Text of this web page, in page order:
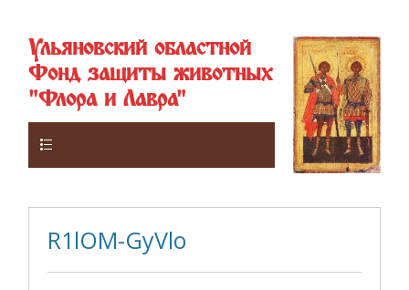
Ульяновский областной
Фонд защиты животных
"Флора и Лавра"
R1lOM-GyVlo